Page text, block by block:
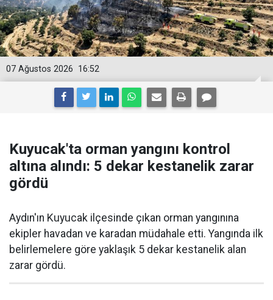
16:52
07 Ağustos 2026
Kuyucak'ta orman yangını kontrol
altına alındı: 5 dekar kestanelik zarar
gördü
Aydın'ın Kuyucak ilçesinde çıkan orman yangınına
ekipler havadan ve karadan müdahale etti. Yangında ilk
belirlemelere göre yaklaşık 5 dekar kestanelik alan
zarar gördü.